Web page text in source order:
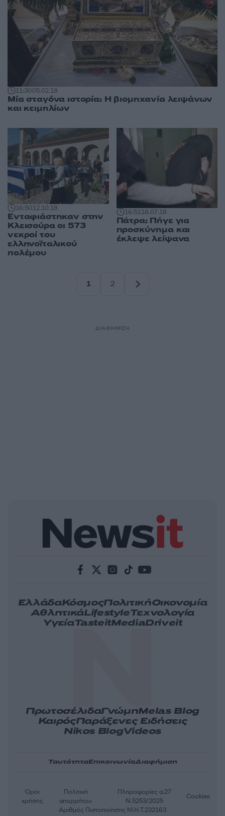
11:3005.02.19
Μία σταγόνα ιστορία: Η βιομηχανία λειψάνων
και κειμηλίων
16:5012.10.18
Ενταφιάστηκαν στην
Κλεισούρα οι 573
νεκροί του
ελληνοϊταλικού
πολέμου
16:5118.07.18
Πάτρα: Πήγε για
προσκύνημα και
έκλεψε λείψανα
1
2
ΔΙΑΦΗΜΙΣΗ
ΕλλάδαΚόσμοςΠολιτικήΟικονομία
ΑθλητικάLifestyleΤεχνολογία
ΥγείαTasteitMediaDriveit
ΠρωτοσέλιδαΓνώμηMelas Blog
ΚαιρόςΠαράξενες Ειδήσεις
Nikos BlogVideos
ΤαυτότηταΕπικοινωνίαΔιαφήμιση
Αριθμός Πιστοποίησης Μ.Η.Τ.232163
Όροι
χρήσης
Πολιτική
απορρήτου
Πληροφορίες α.27
Ν.5253/2025
Cookies